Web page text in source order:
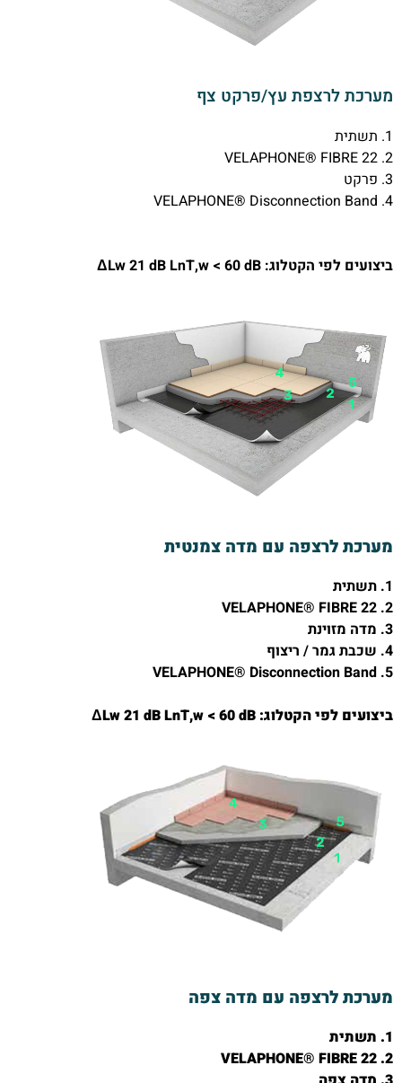
מערכת לרצפת עץ/פרקט צף
1. תשתית
2. VELAPHONE® FIBRE 22
3. פרקט
4. VELAPHONE® Disconnection Band
ביצועים לפי הקטלוג: ΔLw 21 dB LnT,w < 60 dB
מערכת לרצפה עם מדה צמנטית
1. תשתית
2. VELAPHONE® FIBRE 22
3. מדה מזוינת
4. שכבת גמר / ריצוף
5. VELAPHONE® Disconnection Band
ביצועים לפי הקטלוג: ΔLw 21 dB LnT,w < 60 dB
מערכת לרצפה עם מדה צפה
1. תשתית
2. VELAPHONE® FIBRE 22